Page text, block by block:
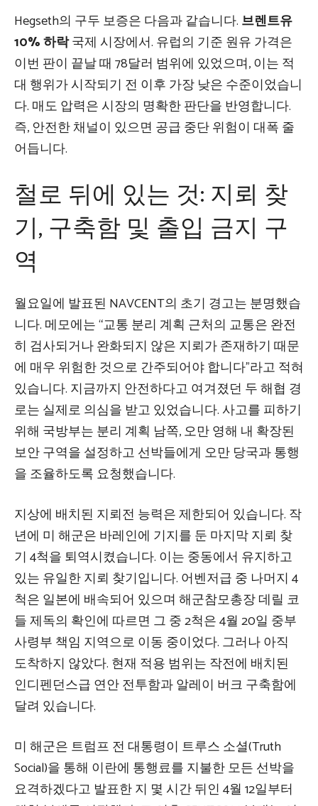
Hegseth의 구두 보증은 다음과 같습니다. 브렌트유
10% 하락국제 시장에서. 유럽의 기준 원유 가격은
이번 판이 끝날 때 78달러 범위에 있었으며, 이는 적
대 행위가 시작되기 전 이후 가장 낮은 수준이었습니
다. 매도 압력은 시장의 명확한 판단을 반영합니다.
즉, 안전한 채널이 있으면 공급 중단 위험이 대폭 줄
어듭니다.
철로 뒤에 있는 것: 지뢰 찾
기, 구축함 및 출입 금지 구
역
월요일에 발표된 NAVCENT의 초기 경고는 분명했습
니다. 메모에는 “교통 분리 계획 근처의 교통은 완전
히 검사되거나 완화되지 않은 지뢰가 존재하기 때문
에 매우 위험한 것으로 간주되어야 합니다”라고 적혀
있습니다. 지금까지 안전하다고 여겨졌던 두 해협 경
로는 실제로 의심을 받고 있었습니다. 사고를 피하기
위해 국방부는 분리 계획 남쪽, 오만 영해 내 확장된
보안 구역을 설정하고 선박들에게 오만 당국과 통행
을 조율하도록 요청했습니다.
지상에 배치된 지뢰전 능력은 제한되어 있습니다. 작
년에 미 해군은 바레인에 기지를 둔 마지막 지뢰 찾
기 4척을 퇴역시켰습니다. 이는 중동에서 유지하고
있는 유일한 지뢰 찾기입니다. 어벤저급 중 나머지 4
척은 일본에 배속되어 있으며 해군참모총장 데릴 코
들 제독의 확인에 따르면 그 중 2척은 4월 20일 중부
사령부 책임 지역으로 이동 중이었다. 그러나 아직
도착하지 않았다. 현재 적용 범위는 작전에 배치된
인디펜던스급 연안 전투함과 알레이 버크 구축함에
달려 있습니다.
미 해군은 트럼프 전 대통령이 트루스 소셜(Truth
Social)을 통해 이란에 통행료를 지불한 모든 선박을
요격하겠다고 발표한 지 몇 시간 뒤인 4월 12일부터